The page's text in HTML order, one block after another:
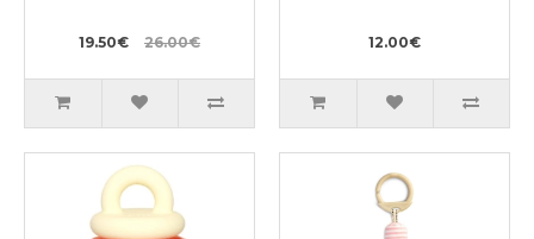
19.50€ 26.00€ 12.00€